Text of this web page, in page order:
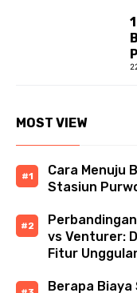
MOST VIEW
Cara Menuju
Stasiun
vs Venturer:
Fitur
Berapa Biaya